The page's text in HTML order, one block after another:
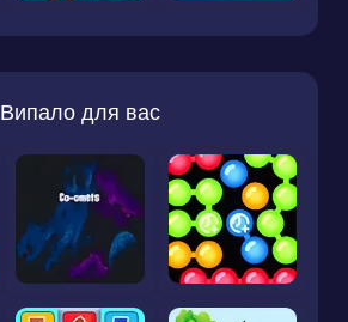
Випало для вас